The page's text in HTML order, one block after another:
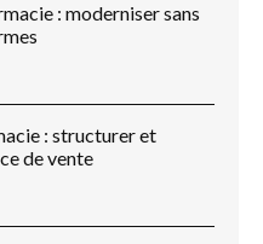
: moderniser sans
: structurer et
de vente